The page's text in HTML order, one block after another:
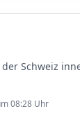
Schweiz
08:28 Uhr